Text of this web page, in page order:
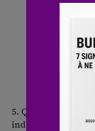
Une
Une
La
5. Quel préjudice
indemnisé en cas